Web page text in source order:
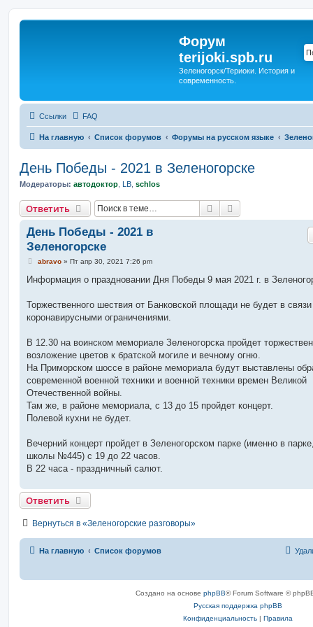
Форум
terijoki.spb.ru
Зеленогорск/Териоки. История и
современность.
Ссылки FAQ
На главную Список форумов Форумы на русском языке
День Победы - 2021 в Зеленогорске
Модераторы: автодоктор LB schlos
Ответить Поиск
День Победы - 2021 в
Зеленогорске
С
о
е
н
и
abravo» Пт апр 30, 2021 7:26 pm
Информация о праздновании Дня Победы 9 мая 2021 г. в
Торжественного шествия от Банковской площади не будет в
коронавирусными ограничениями.
В 12.30 на воинском мемориале Зеленогорска пройдет
возложение цветов к братской могиле и вечному огню.
На Приморском шоссе в районе мемориала будут выставлены
современной военной техники и военной техники времен Великой
Отечественной войны.
Там же, в районе мемориала, с 13 до 15 пройдет концерт.
Полевой кухни не будет.
Вечерний концерт пройдет в Зеленогорском парке (именно в
школы №445) с 19 до 22 часов.
В 22 часа - праздничный салют.
Ответить
Вернуться в «Зеленогорские разговоры»
На главную Список форумов
Создано на основе phpBB® Forum Software ©
Русская поддержка phpBB
Конфиденциальность | Правила